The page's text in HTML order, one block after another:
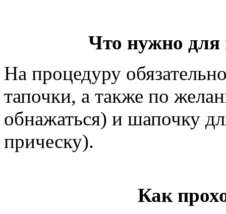
Что нужно для
На процедуру
тапочки, а также по
обнажаться) и шапочку
прическу).
Как